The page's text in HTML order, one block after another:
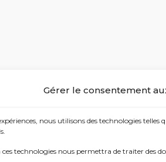
Gérer le consentement
nous utilisons des technologies telles
ces technologies nous permettra de traiter des